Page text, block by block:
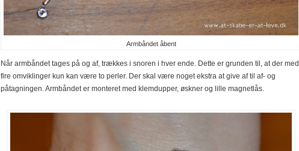
Armbåndet åbent
Når armbåndet tages på og af, trækkes i snoren i hver ende. Dette er grunden til, at der med
fire omviklinger kun kan være to perler. Der skal være noget ekstra at give af til af- og
påtagningen. Armbåndet er monteret med klemdupper, øskner og lille magnetlås.